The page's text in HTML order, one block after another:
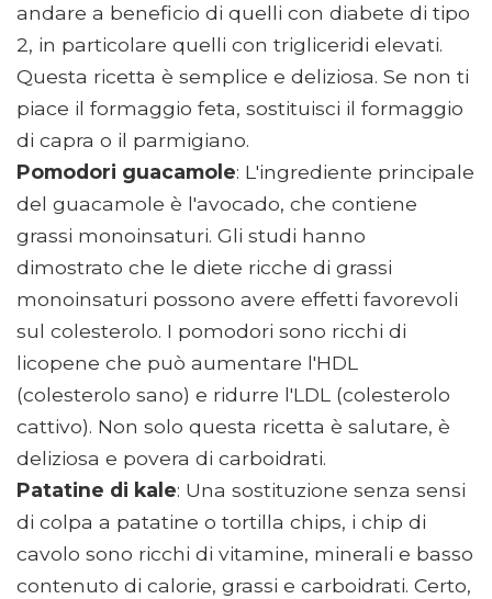
andare a beneficio di quelli con diabete di tipo
2, in particolare quelli con trigliceridi elevati.
Questa ricetta è semplice e deliziosa. Se non ti
piace il formaggio feta, sostituisci il formaggio
di capra o il parmigiano.
Pomodori guacamole: L'ingrediente principale
del guacamole è l'avocado, che contiene
grassi monoinsaturi. Gli studi hanno
dimostrato che le diete ricche di grassi
monoinsaturi possono avere effetti favorevoli
sul colesterolo. I pomodori sono ricchi di
licopene che può aumentare l'HDL
(colesterolo sano) e ridurre l'LDL (colesterolo
cattivo). Non solo questa ricetta è salutare, è
deliziosa e povera di carboidrati.
Patatine di kale: Una sostituzione senza sensi
di colpa a patatine o tortilla chips, i chip di
cavolo sono ricchi di vitamine, minerali e basso
contenuto di calorie, grassi e carboidrati. Certo,